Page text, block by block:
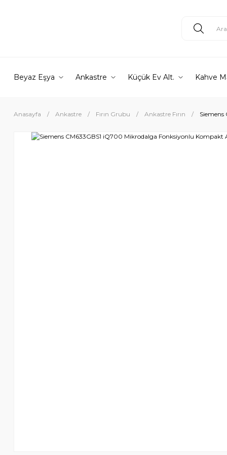
Beyaz Eşya Ankastre Küçük Ev Alt. Kahve
Anasayfa Ankastre Fırın Grubu Ankastre Fırın Siemens